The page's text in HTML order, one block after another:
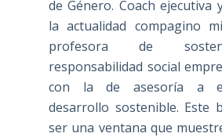
de Género. Coach ejecutiva
la actualidad compagino
profesora de
responsabilidad social
con la de asesoría a
desarrollo sostenible. Este
ser una ventana que